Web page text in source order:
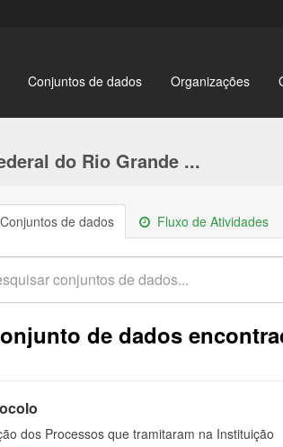
Conjuntos de dados Organizações
do Rio Grande ...
Conjuntos de dados Fluxo de Atividades
de dados
dos Processos que tramitaram na Instituição